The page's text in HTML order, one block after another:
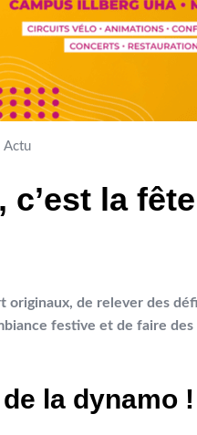
Actu
la
originaux, de relever des
festive et de faire
la dynamo !